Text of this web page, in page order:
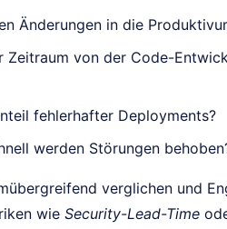
Änderungen in die
Zeitraum von der Code-
fehlerhafter Deployments?
werden Störungen
verglichen und
wie Security-Lead-Time